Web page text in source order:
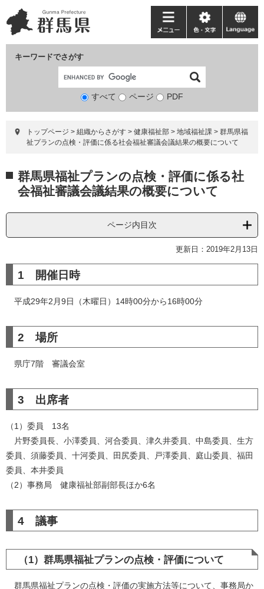
ー
ジ
ニ
ュ
て
キーワードでさがす
検
象
すべて ページ PDF
メ
ニ
ー
色・
文
language
トップページ > 組織からさがす > 健康福祉部 > 地域福祉課 > 群馬県福
祉プランの点検・評価に係る社会福祉審議会議結果の概要について
文 群馬県福祉プランの点検・評価に係る社
会福祉審議会議結果の概要について
ページ内目次
更新日：2019年2月13日
1 開催日時
平成29年2月9日（木曜日）14時00分から16時00分
2 場所
県庁7階 審議会室
3 出席者
（1）委員 13名
片野委員長、小澤委員、河合委員、津久井委員、中島委員、生方
委員、須藤委員、十河委員、田尻委員、戸澤委員、庭山委員、福田
委員、本井委員
（2）事務局 健康福祉部副部長ほか6名
4 議事
（1）群馬県福祉プランの点検・評価について
群馬県福祉プランの点検・評価の実施方法等について、事務局か